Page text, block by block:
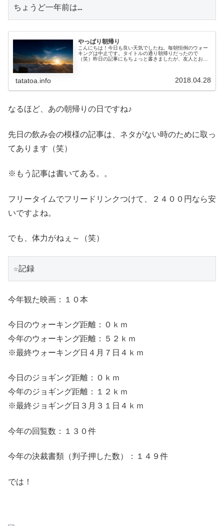
ちょうど一年前は…
やっぱり朝帰り
こんにちは！今日も良い天気でしたね。毎朝恒例のウォー
キングは中止です。タイトルの通り朝帰りだったので
（笑）昨日の記事にもちょっと書きましたが、友人とお酒
tatatoa.info 2018.04.28
なるほど、あの朝帰りの日ですね♪
先日の飲み会の模様の記事は、ネタがない時のために取っ
てあります（笑）
※もう記事は書いてある。。
フリータイムでフリードリンクつけて、２４００円なら安
いですよね。
でも、体力がねぇ～（笑）
☆記録
今年観た映画：１０本
今日のウォーキング距離：０ｋｍ
今年のウォーキング距離：５２ｋｍ
※最終ウォーキング日４月７日４ｋｍ
今日のジョギング距離：０ｋｍ
今年のジョギング距離：１２ｋｍ
※最終ジョギング日３月３１日４ｋｍ
今年の回覧数：１３０件
今年の決裁書類（判子押した数）：１４９件
では！